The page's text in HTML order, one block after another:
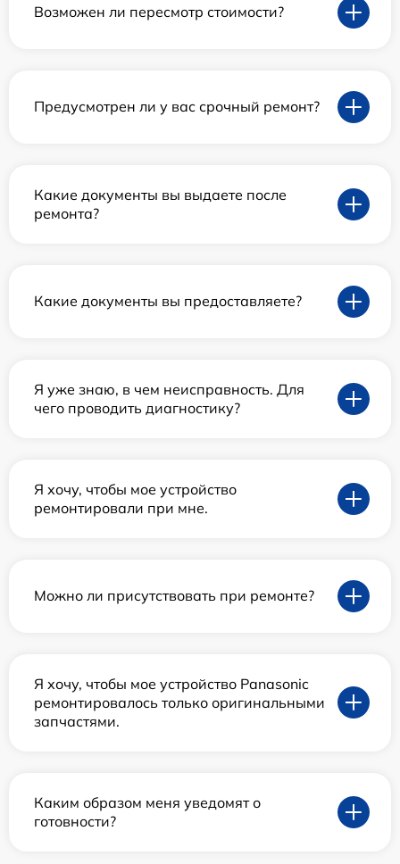
Возможен ли пересмотр стоимости?
Предусмотрен ли у вас срочный ремонт?
Какие документы вы выдаете после
ремонта?
Какие документы вы предоставляете?
Я уже знаю, в чем неисправность. Для
чего проводить диагностику?
Я хочу, чтобы мое устройство
ремонтировали при мне.
Можно ли присутствовать при ремонте?
Я хочу, чтобы мое устройство Panasonic
ремонтировалось только оригинальными
запчастями.
Каким образом меня уведомят о
готовности?